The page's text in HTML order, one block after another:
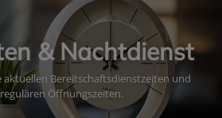
& Nachtdienst
aktuellen Bereitschaftsdienstzeiten und
Öffnungszeiten.